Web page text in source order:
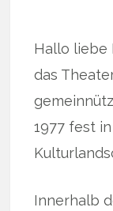
Hallo liebe
das
1977 fest
Innerhalb